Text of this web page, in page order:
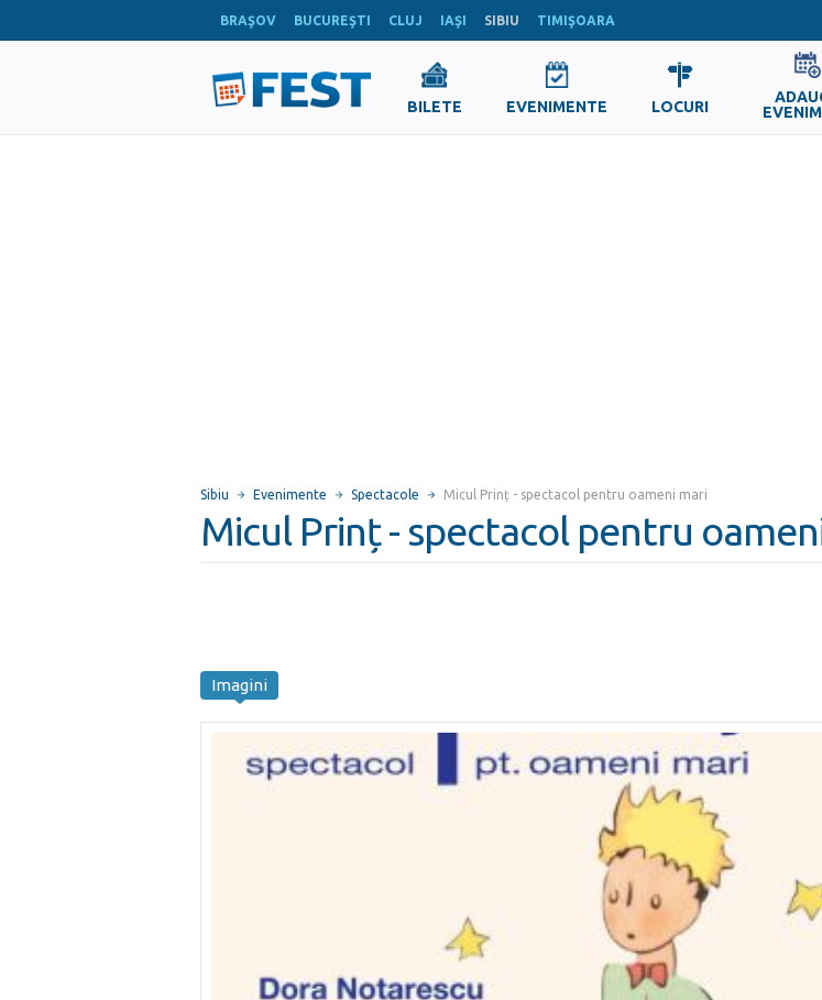
BRAŞOV BUCUREŞTI CLUJ IAŞI SIBIU TIMIŞOARA
BILETE EVENIMENTE LOCURI
Sibiu Evenimente Spectacole Micul Prinț - spectacol pentru oameni mari
Micul Prinț - spectacol pentru
Imagini